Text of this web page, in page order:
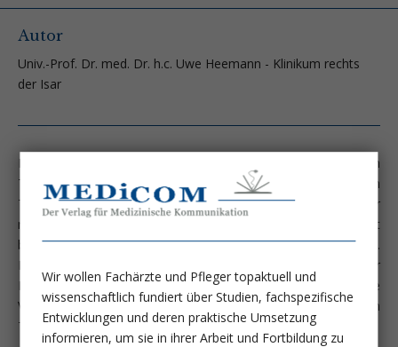
Autor
Univ.-Prof. Dr. med. Dr. h.c. Uwe Heemann - Klinikum rechts
der Isar
Die CMV-Infektion ist eine typische Erkrankung nach
Transplantation. CMV-Viren können zum einen mit dem
Transplantat übertragen, zum anderen im Empfänger
reaktiviert werden. Das größte Risiko einer Erkrankung besteht
bei CMV-negativen Empfängern eines CMV-positiven Organs.
Etwa 12 Wochen nach Transplantation kommt es zu einer
Replikation von CMV-Viren. Eine Replikation wird durch andere
Viren getriggert und kann prinzipiell zu jedem Zeitpunkt nach
Transplantation auftreten.
Wir wollen Fachärzte und Pfleger topaktuell und
wissenschaftlich fundiert über Studien, fachspezifische
Entwicklungen und deren praktische Umsetzung
informieren, um sie in ihrer Arbeit und Fortbildung zu